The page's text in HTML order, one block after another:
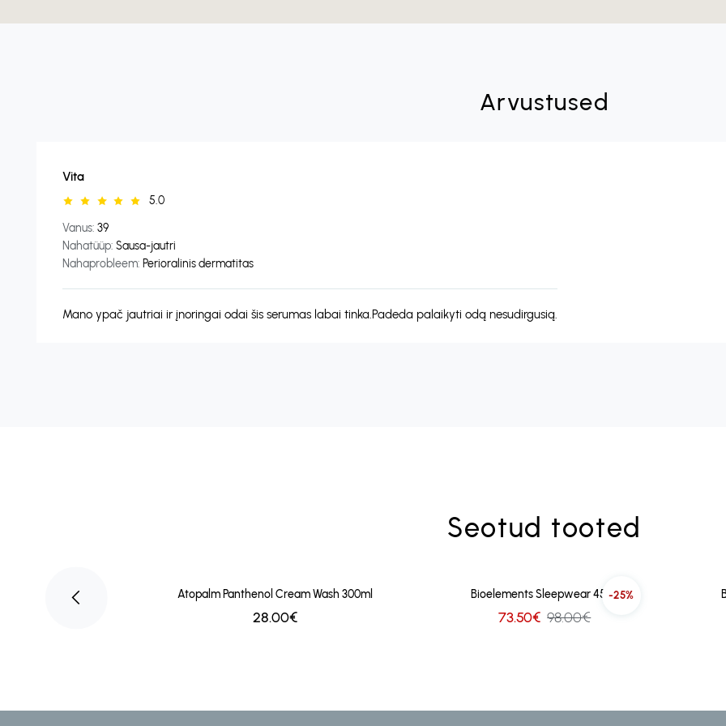
Arvustused
Vita
5.0
Vanus: 39
Nahatüüp: Sausa-jautri
Nahaprobleem: Perioralinis dermatitas
Mano ypač jautriai ir įnoringai odai šis serumas labai tinka.Padeda palaikyti odą nesudirgusią.
Seotud tooted
-25%
Cleanser 104ml Atopalm Panthenol Cream Wash 300ml
28.00€
-25%
Bioelements Sleepwear 45ml
73.50€ 98.00€